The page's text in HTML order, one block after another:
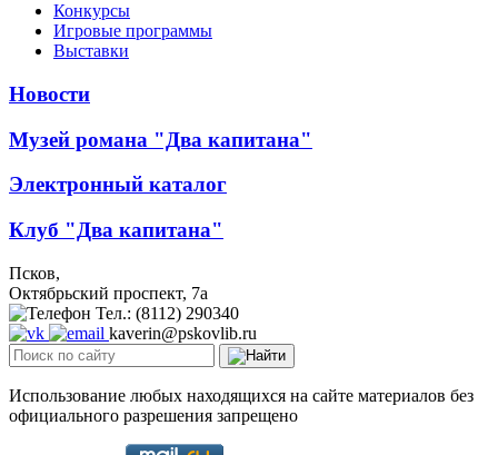
Конкурсы
Игровые программы
Выставки
Новости
Музей романа "Два капитана"
Электронный каталог
Клуб "Два капитана"
Псков,
Октябрьский проспект, 7a
Тел.: (8112) 290340
kaverin@pskovlib.ru
Использование любых находящихся на сайте материалов без
официального разрешения запрещено